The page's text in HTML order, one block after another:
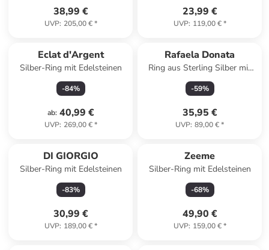
38,99 €
UVP: 205,00 €*
23,99 €
UVP: 119,00 €*
Eclat d'Argent
Silber-Ring mit Edelsteinen
-84%
ab: 40,99 €
UVP: 269,00 €*
Rafaela Donata
Ring aus Sterling Silber mit
Zirkonia in silber
-59%
35,95 €
UVP: 89,00 €*
DI GIORGIO
Silber-Ring mit Edelsteinen
-83%
30,99 €
UVP: 189,00 €*
Zeeme
Silber-Ring mit Edelsteinen
-68%
49,90 €
UVP: 159,00 €*